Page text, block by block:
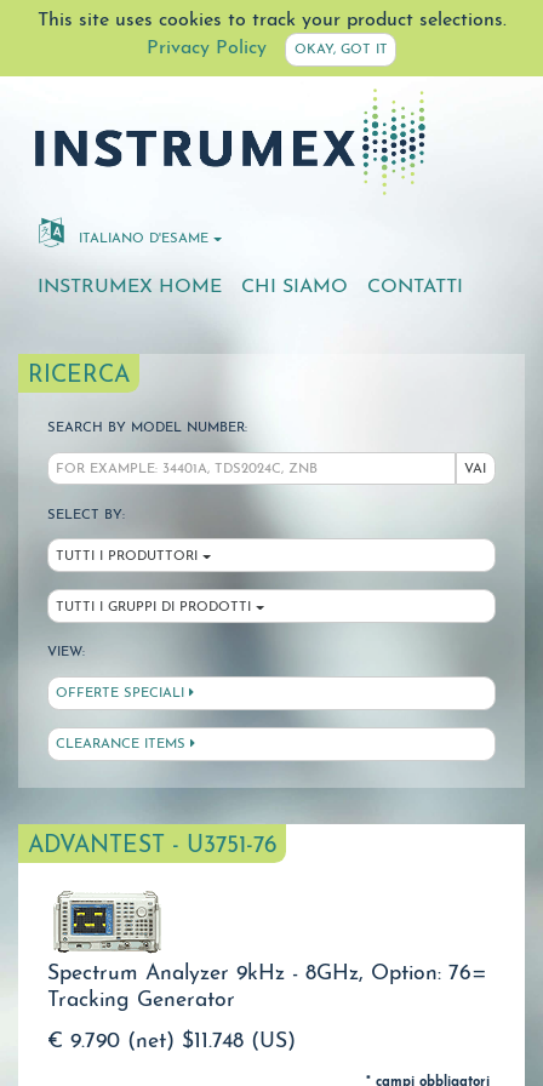
This site uses cookies to track your product selections.
Privacy Policy
OKAY, GOT IT
ITALIANO D'ESAME
INSTRUMEX HOME CHI SIAMO CONTATTI
RICERCA
SEARCH BY MODEL NUMBER:
VAI
SELECT BY:
TUTTI I PRODUTTORI
TUTTI I GRUPPI DI PRODOTTI
VIEW:
OFFERTE SPECIALI
CLEARANCE ITEMS
ADVANTEST - U3751-76
Spectrum Analyzer 9kHz - 8GHz, Option: 76=
Tracking Generator
€ 9.790 (net) $11.748 (US)
* campi obbligatori